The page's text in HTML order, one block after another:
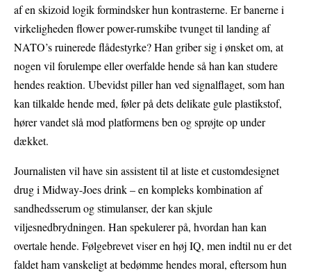
af en skizoid logik formindsker hun kontrasterne. Er banerne i
virkeligheden flower power-rumskibe tvunget til landing af
NATO’s ruinerede flådestyrke? Han griber sig i ønsket om, at
nogen vil forulempe eller overfalde hende så han kan studere
hendes reaktion. Ubevidst piller han ved signalflaget, som han
kan tilkalde hende med, føler på dets delikate gule plastikstof,
hører vandet slå mod platformens ben og sprøjte op under
dækket.
Journalisten vil have sin assistent til at liste et customdesignet
drug i Midway-Joes drink – en kompleks kombination af
sandhedsserum og stimulanser, der kan skjule
viljesnedbrydningen. Han spekulerer på, hvordan han kan
overtale hende. Følgebrevet viser en høj IQ, men indtil nu er det
faldet ham vanskeligt at bedømme hendes moral, eftersom hun